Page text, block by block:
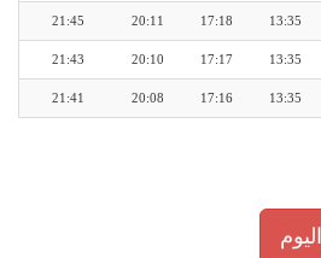
13:35
17:18
20:11
21:45
13:35
17:17
20:10
21:43
13:35
17:16
20:08
21:41